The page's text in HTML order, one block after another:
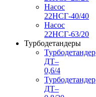
Насос
22НСГ-40/40
Насос
22НСГ-63/20
Турбодетандеры
Турбодетандер
ДТ–
0,6/4
Турбодетандер
ДТ–